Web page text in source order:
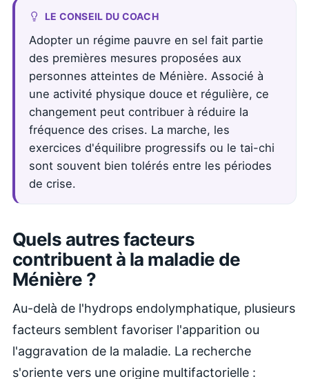
LE CONSEIL DU COACH
Adopter un régime pauvre en sel fait partie
des premières mesures proposées aux
personnes atteintes de Ménière. Associé à
une activité physique douce et régulière, ce
changement peut contribuer à réduire la
fréquence des crises. La marche, les
exercices d'équilibre progressifs ou le tai-chi
sont souvent bien tolérés entre les périodes
de crise.
Quels autres facteurs
contribuent à la maladie de
Ménière ?
Au-delà de l'hydrops endolymphatique, plusieurs
facteurs semblent favoriser l'apparition ou
l'aggravation de la maladie. La recherche
s'oriente vers une origine multifactorielle :